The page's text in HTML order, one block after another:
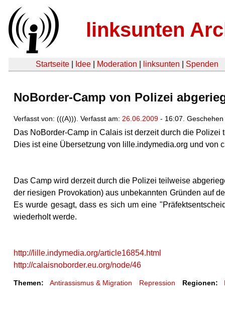
linksunten
Startseite Idee Moderation linksunten Spenden
NoBorder-Camp von Polizei
Verfasst von: (((A))). Verfasst am: 26.06.2009 - 16:07.
Das NoBorder-Camp in Calais ist derzeit durch die Polizei
Dies ist eine Übersetzung von lille.indymedia.org und von
Das Camp wird derzeit durch die Polizei teilweise
der riesigen Provokation) aus unbekannten Gründen auf
Es wurde gesagt, dass es sich um eine
wiederholt werde.
http://lille.indymedia.org/article16854.html
http://calaisnoborder.eu.org/node/46
Themen: Antirassismus & Migration Repression Regionen: